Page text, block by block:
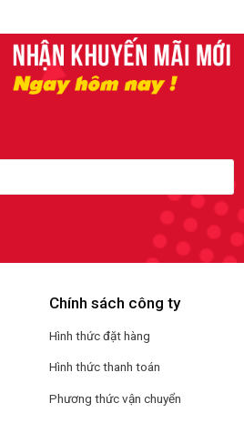
Chính sách công ty
Hình thức đặt hàng
Hình thức thanh toán
Phương thức vận chuyển